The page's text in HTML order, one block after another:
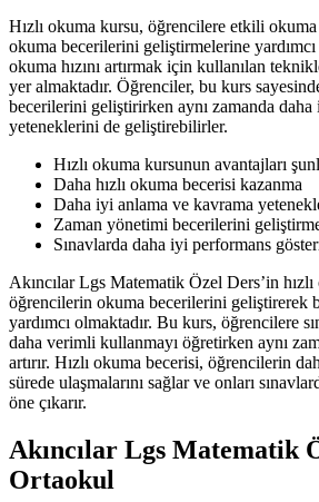
Hızlı okuma kursu, öğrencilere etkili
okuma becerilerini geliştirmelerine
okuma hızını artırmak için kullanılan
yer almaktadır. Öğrenciler, bu kurs
becerilerini geliştirirken aynı zamanda
yeteneklerini de geliştirebilirler.
Hızlı okuma kursunun avantajları
Daha hızlı okuma becerisi kazanma
Daha iyi anlama ve kavrama
Zaman yönetimi becerilerini
Sınavlarda daha iyi performans
Akıncılar Lgs Matematik Özel Ders’in
öğrencilerin okuma becerilerini geliştirerek
yardımcı olmaktadır. Bu kurs, öğrencilere
daha verimli kullanmayı öğretirken aynı
artırır. Hızlı okuma becerisi, öğrencilerin
sürede ulaşmalarını sağlar ve onları
öne çıkarır.
Akıncılar Lgs Matematik
Ortaokul